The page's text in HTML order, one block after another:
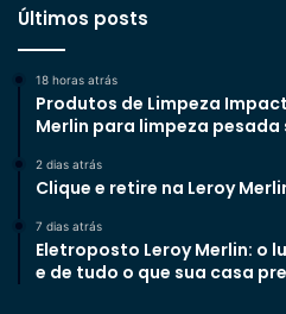
Últimos posts
18 horas atrás
Produtos de Limpeza
Merlin para limpeza pesada
2 dias atrás
Clique e retire na Leroy
7 dias atrás
Eletroposto Leroy Merlin: o
e de tudo o que sua casa